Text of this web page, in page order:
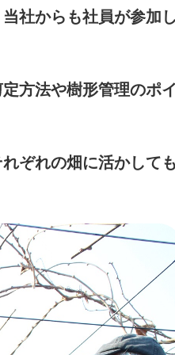
社からも社員が参加し
方法や樹形管理のポイ
ぞれの畑に活かしても